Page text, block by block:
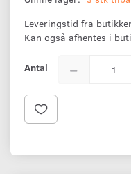
Leveringstid fra
Kan også afhentes i
Antal